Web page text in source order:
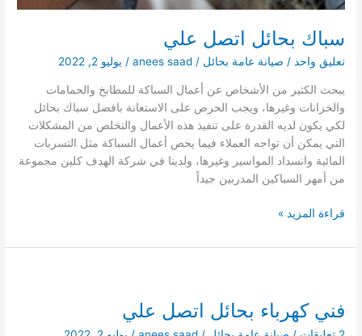
سباك بحائل اتصل علي
تعليق واحد / صيانة عامة بحائل /
anees saad
/ يوليو 2, 2022
يبحث الكثير من الأشخاص عن أعمال السباكة للمطابخ والحمامات
والخزانات وغيرها، ويجب الحرص على الاستعانة بافضل سباك بحائل
لكي يكون لديه القدرة على تنفيذ هذه الأعمال والتخلص من المشكلات
التي يمكن أن تواجه العملاء فيما يخص أعمال السباكة مثل التسربات
المائية وانسداد المواسير وغيرها، ولدينا في شركة الهدف كلين مجموعة
من أمهر السباكين المدربين جيداً
سباك
اتصل
قراءة المزيد »
فني كهرباء بحائل اتصل علي